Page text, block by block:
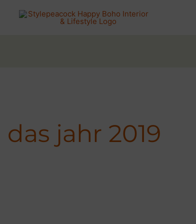
das jahr 2019